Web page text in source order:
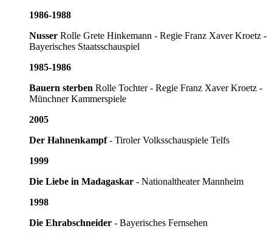
1986-1988
Nusser Rolle Grete Hinkemann - Regie Franz Xaver Kroetz -
Bayerisches Staatsschauspiel
1985-1986
Bauern sterben Rolle Tochter - Regie Franz Xaver Kroetz -
Münchner Kammerspiele
2005
Der Hahnenkampf- Tiroler Volksschauspiele Telfs
1999
Die Liebe in Madagaskar - Nationaltheater Mannheim
1998
Die Ehrabschneider - Bayerisches Fernsehen